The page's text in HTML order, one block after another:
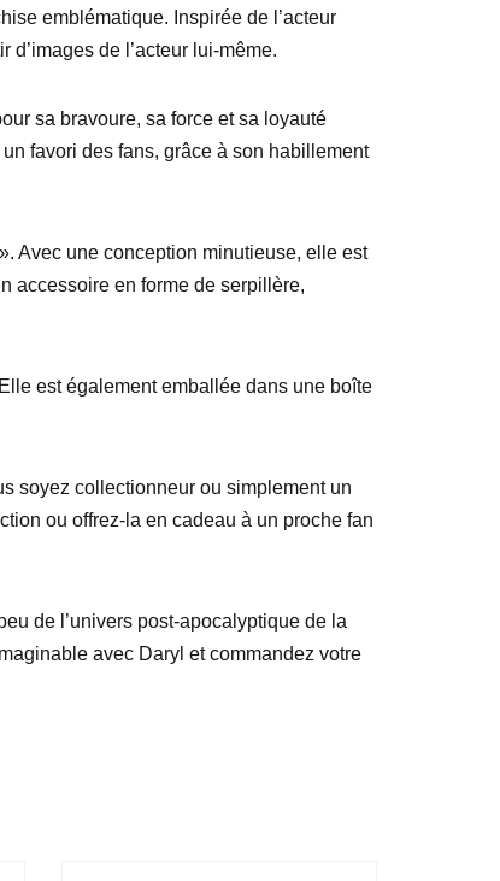
emblématique. Inspirée de l’acteur
de l’acteur lui-même.
sa bravoure, sa force et sa loyauté
favori des fans, grâce à son habillement
Avec une conception minutieuse, elle est
accessoire en forme de serpillère,
est également emballée dans une boîte
soyez collectionneur ou simplement un
ou offrez-la en cadeau à un proche fan
de l’univers post-apocalyptique de la
avec Daryl et commandez votre